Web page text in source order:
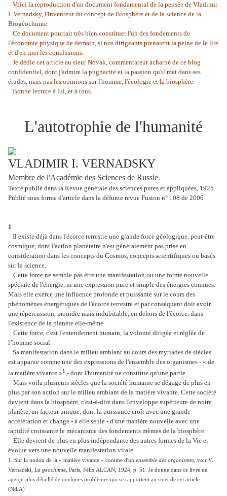
Voici la reproduction d'un document fondamental de la pensée de Vladimir
I. Vernadsky, l'inventeur du concept de Biosphère et de la science de la
Biogéochimie.
Ce document pourrait très bien constituer l'un des fondements de
l'économie physique de demain, si nos dirigeants prenaient la peine de le lire
et d'en tirer les conclusions.
Je dédie cet article au sieur Novak, commentateur acharné de ce blog
confidentiel, dont j'admire la pugnacité et la passion qu'il met dans ses
études, mais pas les opinions sur l'homme, l'écologie et la biosphère.
Bonne lecture à lui, et à tous.
L'autotrophie de l'humanité
VLADIMIR I. VERNADSKY
Membre de l'Académie des Sciences de Russie.
Texte publié dans la Revue générale des sciences pures et appliquées, 1925.
Publié sous forme d'article dans la défunte revue Fusion n° 108 de 2006
1
Il existe déjà dans l'écorce terrestre une grande force géologique, peut-être
cosmique, dont l'action planétaire n'est généralement pas prise en
consideration dans les concepts du Cosmos, concepts scientifiques ou basés
sur la science.
Cette force ne semble pas être une manifestation ou une forme nouvelle
spéciale de l'énergie, ni une expression pure et simple des énergies connues.
Mais elle exerce une influence profonde et puissante sur le cours des
phénomènes énergétiques de l'écorce terrestre et par conséquent doit avoir
une répercussion, moindre mais indubitable, en dehors de l'écorce, dans
l'existence de la planète elle-même.
Cette force, c'est l'entendement humain, la volonté dirigée et réglée de
l’homme social.
Sa manifestation dans le milieu ambiant au cours des myriades de siècles
est apparue comme une des expressions de l'ensemble des organismes - « de
la matière vivante »1 ,- dont l'humanité ne constitue qu'une partie.
Mais voila plusieurs siècles que la société humaine se dégage de plus en
plus par son action sur le milieu ambiant de la matière vivante. Cette société
devient dans la biosphère, c'est-à-dire dans l'enveloppe supérieure de notre
planète, un facteur unique, dont la puissance croît avec une grande
accélération et change - à elle seule - d'une manière nouvelle avec une
rapidité croissante le mécanisme des fondements mêmes de la biosphère.
Elle devient de plus en plus indépendante des autres formes de la Vie et
évolue vers une nouvelle manifestation vitale.
1. Sur la notion de la « matière vivante » comme d'un ensemble des organismes , voir V.
Vernadski, La géochimie , Paris, Félix ALCAN, 1924, p. 51. Je donne dans ce livre un
aperçu plus détaillé de quelques problèmes qui se rapportent au sujet de cet article.
(NdlA)